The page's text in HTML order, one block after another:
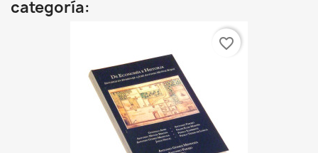
categoría:
favorite_border